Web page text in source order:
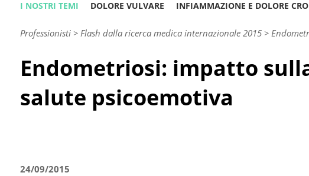
I NOSTRI TEMI DOLORE VULVARE INFIAMMAZIONE E DOLORE
Professionisti> Flash dalla ricerca medica internazionale 2015 >
Endometriosi: impatto
salute psicoemotiva
24/09/2015